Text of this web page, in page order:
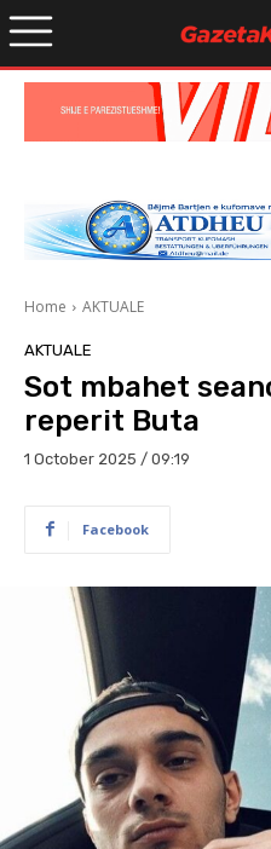
Home AKTUALE
AKTUALE
Sot mbahet
reperit Buta
1 October 2025 / 09:19
Facebook